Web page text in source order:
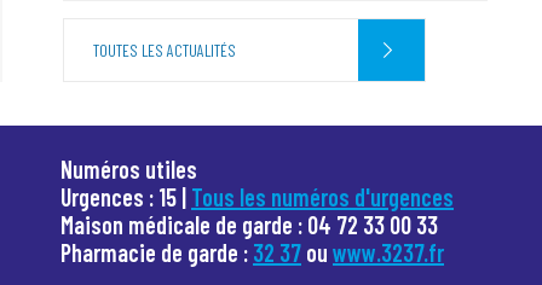
TOUTES LES ACTUALITÉS
Numéros utiles
Urgences : 15 | Tous les numéros d'urgences
Maison médicale de garde : 04 72 33 00 33
Pharmacie de garde : 32 37 ou www.3237.fr